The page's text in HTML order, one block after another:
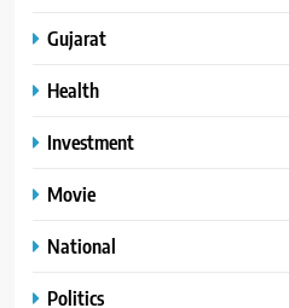
Gujarat
Health
Investment
Movie
National
Politics